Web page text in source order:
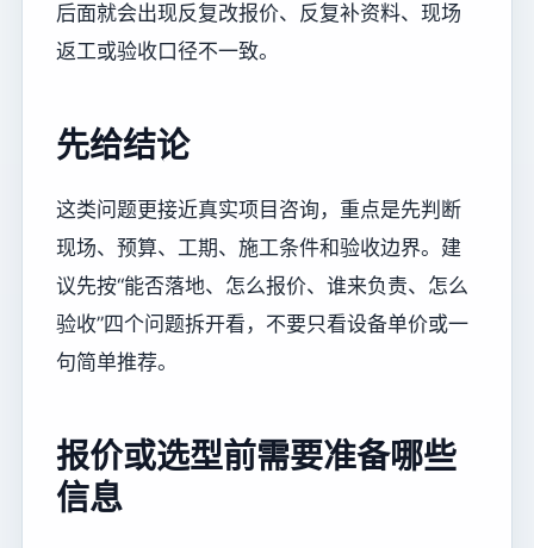
后面就会出现反复改报价、反复补资料、现场
返工或验收口径不一致。
先给结论
这类问题更接近真实项目咨询，重点是先判断
现场、预算、工期、施工条件和验收边界。建
议先按“能否落地、怎么报价、谁来负责、怎么
验收”四个问题拆开看，不要只看设备单价或一
句简单推荐。
报价或选型前需要准备哪些
信息